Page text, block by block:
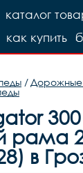
каталог
как купить
/ Дорожные
рама
в